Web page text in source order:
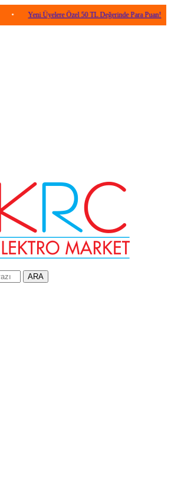
Yeni Üyelere Özel 50 TL Değerinde Para Puan! •
ARA